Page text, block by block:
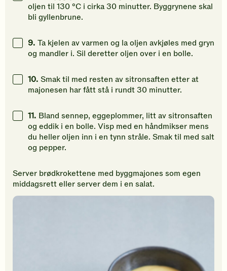
oljen til 130 °C i cirka 30 minutter. Byggrynene skal
bli gyllenbrune.
9. Ta kjelen av varmen og la oljen avkjøles med gryn
og mandler i. Sil deretter oljen over i en bolle.
10. Smak til med resten av sitronsaften etter at
majonesen har fått stå i rundt 30 minutter.
11. Bland sennep, eggeplommer, litt av sitronsaften
og eddik i en bolle. Visp med en håndmikser mens
du heller oljen inn i en tynn stråle. Smak til med salt
og pepper.
Server brødkrokettene med byggmajones som egen
middagsrett eller server dem i en salat.